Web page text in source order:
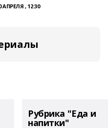
АПРЕЛЯ , 12:30
Рубрика "Еда и
напитки"